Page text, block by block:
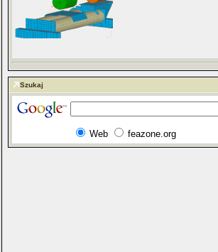
Szukaj
Web feazone.org